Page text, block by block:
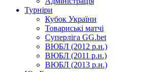
Турніри
Кубок України
Товариські матчі
Суперліга GG.bet
ВЮБЛ (2012 р.н.)
ВЮБЛ (2011 р.н.)
ВЮБЛ (2013 р.н.)